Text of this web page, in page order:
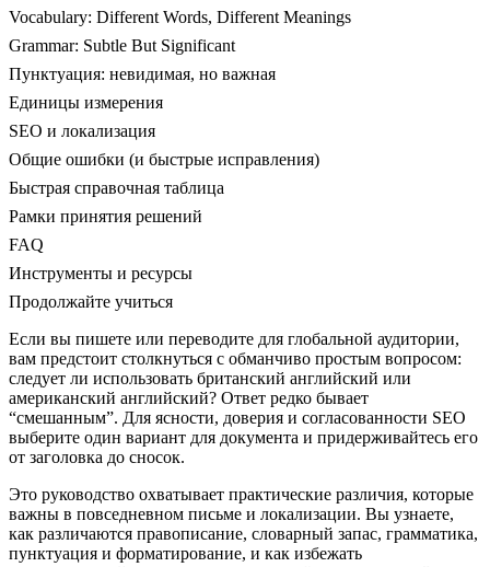
Vocabulary: Different Words, Different Meanings
Grammar: Subtle But Significant
Пунктуация: невидимая, но важная
Единицы измерения
SEO и локализация
Общие ошибки (и быстрые исправления)
Быстрая справочная таблица
Рамки принятия решений
FAQ
Инструменты и ресурсы
Продолжайте учиться
Если вы пишете или переводите для глобальной аудитории,
вам предстоит столкнуться с обманчиво простым вопросом:
следует ли использовать британский английский или
американский английский? Ответ редко бывает
“смешанным”. Для ясности, доверия и согласованности SEO
выберите один вариант для документа и придерживайтесь его
от заголовка до сносок.
Это руководство охватывает практические различия, которые
важны в повседневном письме и локализации. Вы узнаете,
как различаются правописание, словарный запас, грамматика,
пунктуация и форматирование, и как избежать